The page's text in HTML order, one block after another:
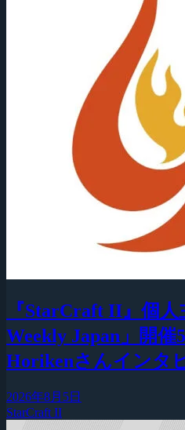
『StarCraft II』個
Weekly Japan」開催
Horikenさんインタ
2026年8月5日
StarCraft II